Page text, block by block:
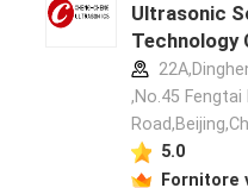
Ultrasonic
Technology
produttore
,No.45 Fengtai
5.0
Fornitore